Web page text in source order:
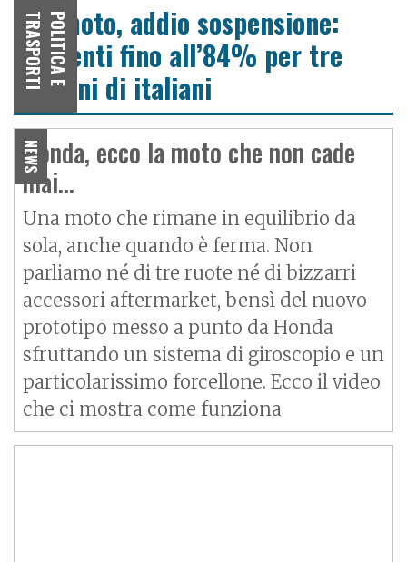
P
O
L
I
T
I
C
A
E
T
R
A
S
P
O
R
T
I
RC moto, addio sospensione:
aumenti fino all’84% per tre
milioni di italiani
NEWS
Honda, ecco la moto che non cade
mai...
Una moto che rimane in equilibrio da
sola, anche quando è ferma. Non
parliamo né di tre ruote né di bizzarri
accessori aftermarket, bensì del nuovo
prototipo messo a punto da Honda
sfruttando un sistema di giroscopio e un
particolarissimo forcellone. Ecco il video
che ci mostra come funziona